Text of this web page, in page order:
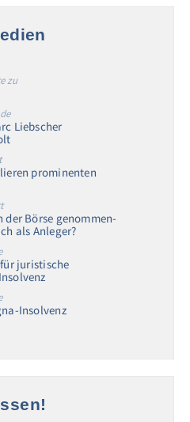
zu
Liebscher
prominenten
der Börse genommen-
als Anleger?
juristische
Insolvenz